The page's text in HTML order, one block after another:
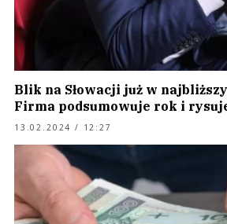
Blik na Słowacji już w
Firma podsumowuje rok i
13.02.2024 / 12:27